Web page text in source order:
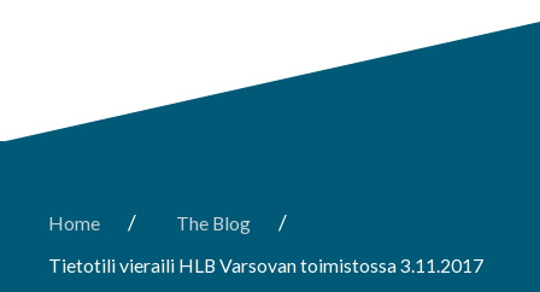
Home / The Blog /
Tietotili vieraili HLB Varsovan toimistossa 3.11.2017